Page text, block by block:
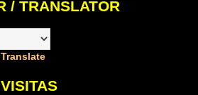
/ TRANSLATOR
Translate